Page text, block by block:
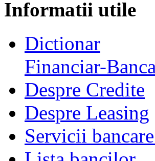
Informatii utile
Dictionar
Financiar-
Despre Credite
Despre Leasing
Servicii